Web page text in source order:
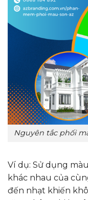
Nguyên tắc phối
Ví dụ: Sử dụng
khác nhau của
đến nhạt khiến